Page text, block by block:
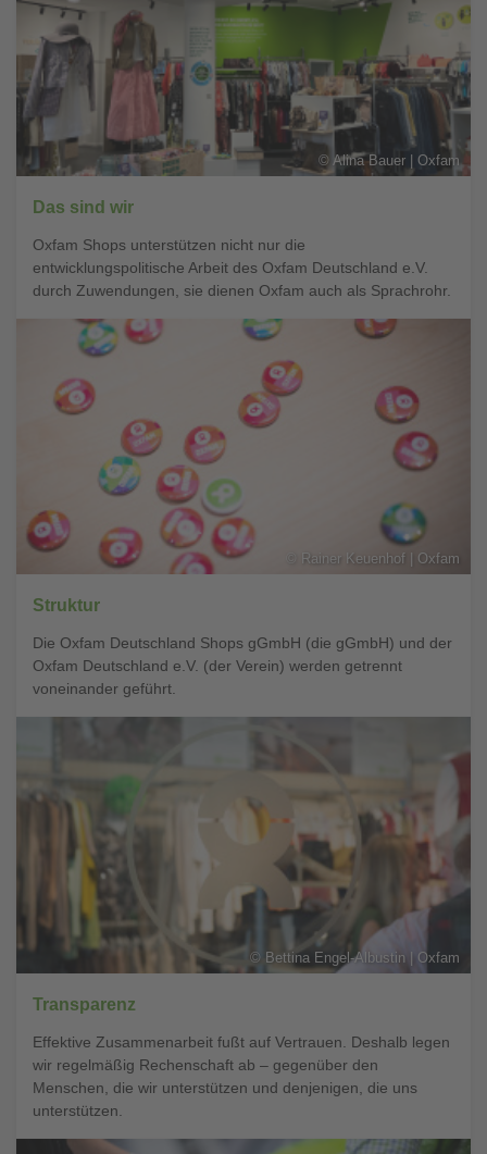
© Alina Bauer | Oxfam
Das sind wir
Oxfam Shops unterstützen nicht nur die
entwicklungspolitische Arbeit des Oxfam Deutschland e.V.
durch Zuwendungen, sie dienen Oxfam auch als Sprachrohr.
Rainer Keuenhof | Oxfam
Struktur
Die Oxfam Deutschland Shops gGmbH (die gGmbH) und der
Oxfam Deutschland e.V. (der Verein) werden getrennt
voneinander geführt.
© Bettina Engel-Albustin | Oxfam
Transparenz
Effektive Zusammenarbeit fußt auf Vertrauen. Deshalb legen
wir regelmäßig Rechenschaft ab – gegenüber den
Menschen, die wir unterstützen und denjenigen, die uns
unterstützen.